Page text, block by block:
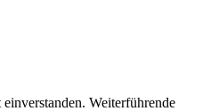
Weiterführende